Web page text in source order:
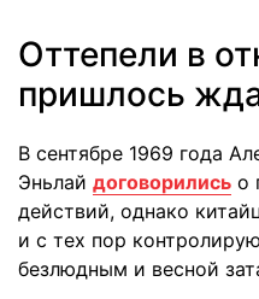
Оттепели в
пришлось
В сентябре 1969 года
Эньлай договорились о
действий, однако
и с тех пор
безлюдным и весной